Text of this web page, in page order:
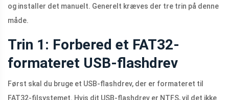
og installer det manuelt. Generelt kræves der tre trin på denne
måde.
Trin 1: Forbered et FAT32-
formateret USB-flashdrev
Først skal du bruge et USB-flashdrev, der er formateret til
FAT32-filsystemet. Hvis dit USB-flashdrev er NTFS, vil det ikke